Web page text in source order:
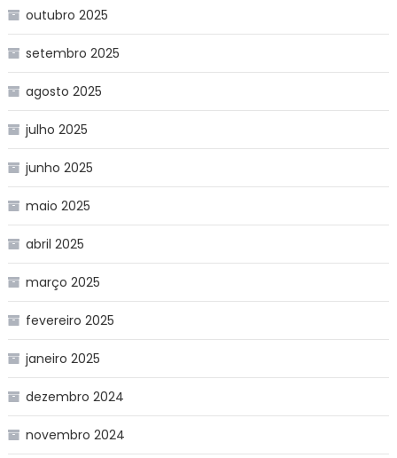
outubro 2025
setembro 2025
agosto 2025
julho 2025
junho 2025
maio 2025
abril 2025
março 2025
fevereiro 2025
janeiro 2025
dezembro 2024
novembro 2024